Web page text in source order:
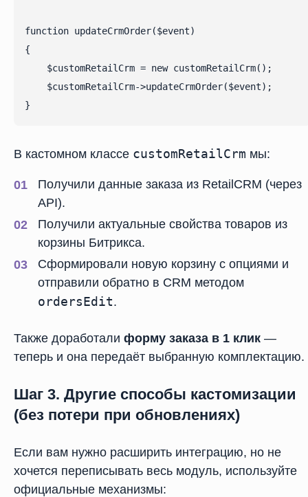
function updateCrmOrder($event)
{
    $customRetailCrm = new customRetailCrm();
    $customRetailCrm->updateCrmOrder($event);
}
В кастомном классе customRetailCrm мы:
Получили данные заказа из RetailCRM (через
API).
Получили актуальные свойства товаров из
корзины Битрикса.
Сформировали новую корзину с опциями и
отправили обратно в CRM методом
ordersEdit.
Также доработали форму заказа в 1 клик —
теперь и она передаёт выбранную комплектацию.
Шаг 3. Другие способы кастомизации
(без потери при обновлениях)
Если вам нужно расширить интеграцию, но не
хочется переписывать весь модуль, используйте
официальные механизмы: